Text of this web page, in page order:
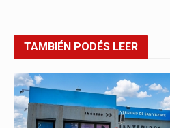
TAMBIÉN PODÉS LEER